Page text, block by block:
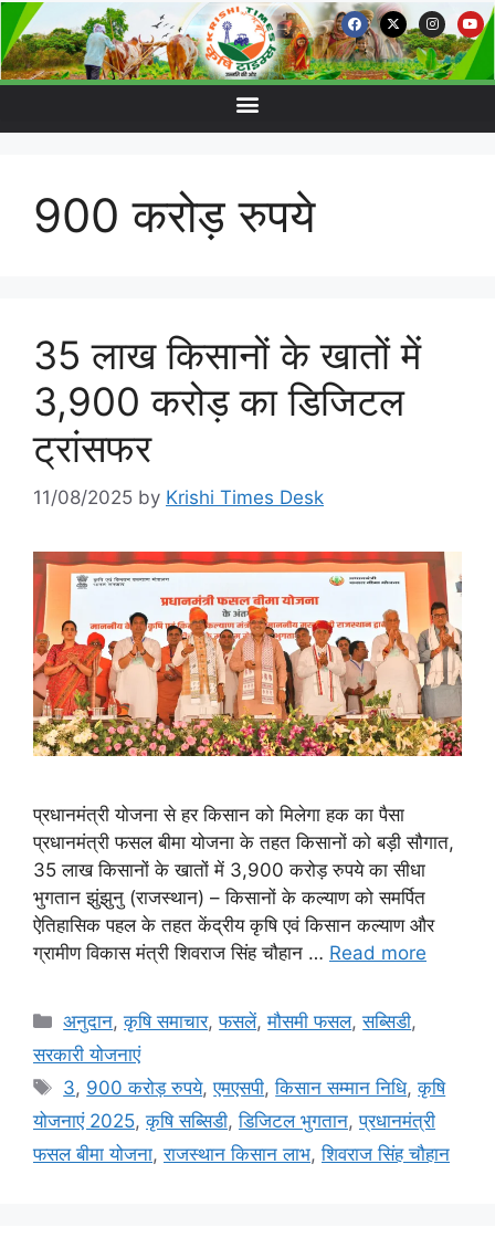
900 करोड़ रुपये
35 लाख किसानों के खातों में
3,900 करोड़ का डिजिटल
ट्रांसफर
11/08/2025 by Krishi Times Desk
प्रधानमंत्री योजना से हर किसान को मिलेगा हक का पैसा
प्रधानमंत्री फसल बीमा योजना के तहत किसानों को बड़ी सौगात,
35 लाख किसानों के खातों में 3,900 करोड़ रुपये का सीधा
भुगतान झुंझुनु (राजस्थान) – किसानों के कल्याण को समर्पित
ऐतिहासिक पहल के तहत केंद्रीय कृषि एवं किसान कल्याण और
ग्रामीण विकास मंत्री शिवराज सिंह चौहान … Read more
अनुदान,कृषि समाचार,फसलें,मौसमी फसल,सब्सिडी,
सरकारी योजनाएं
3, 900 करोड़ रुपये,एमएसपी,किसान सम्मान निधि,कृषि
योजनाएं 2025,कृषि सब्सिडी,डिजिटल भुगतान,प्रधानमंत्री
फसल बीमा योजना,राजस्थान किसान लाभ,शिवराज सिंह चौहान